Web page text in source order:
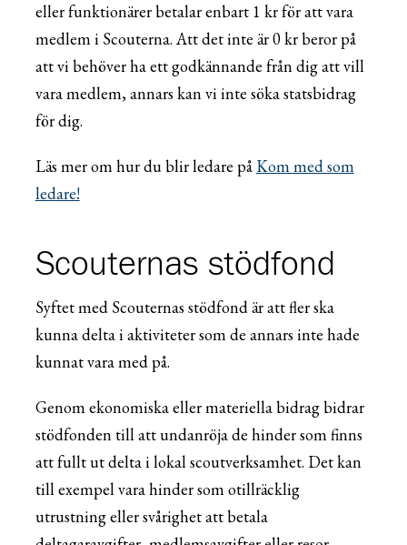
eller funktionärer betalar enbart 1 kr för att vara
medlem i Scouterna. Att det inte är 0 kr beror på
att vi behöver ha ett godkännande från dig att vill
vara medlem, annars kan vi inte söka statsbidrag
för dig.
Läs mer om hur du blir ledare på Kom med som
ledare!
Scouternas stödfond
Syftet med Scouternas stödfond är att fler ska
kunna delta i aktiviteter som de annars inte hade
kunnat vara med på.
Genom ekonomiska eller materiella bidrag bidrar
stödfonden till att undanröja de hinder som finns
att fullt ut delta i lokal scoutverksamhet. Det kan
till exempel vara hinder som otillräcklig
utrustning eller svårighet att betala